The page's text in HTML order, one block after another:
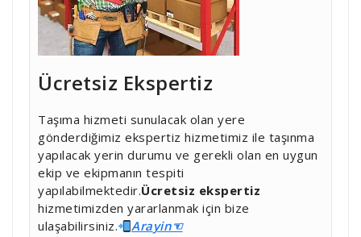
Ücretsiz Ekspertiz
Taşıma hizmeti sunulacak olan yere
gönderdiğimiz ekspertiz hizmetimiz ile taşınma
yapılacak yerin durumu ve gerekli olan en uygun
ekip ve ekipmanın tespiti
yapılabilmektedir.Ücretsiz ekspertiz
hizmetimizden yararlanmak için bize
ulaşabilirsiniz.
Arayin☜